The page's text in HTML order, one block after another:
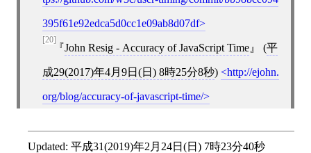
395f61e92edca5d0cc1e09ab8d07df
[20]
John Resig - Accuracy of JavaScript Time (平
成29(2017)年4月9日(日) 8時25分8秒) http://ejohn.
org/blog/accuracy-of-javascript-time/
Updated: 平成31(2019)年2月24日(日) 7時23分40秒